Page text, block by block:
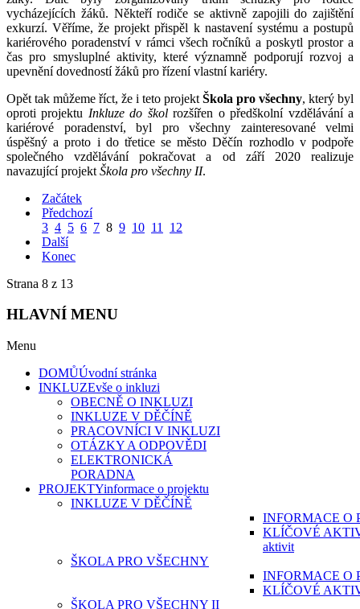
vycházejících žáků. Někteří rodiče se aktivně zapojili do zajištění
exkurzí. Věříme, že projekt přispěl k nastavení systému a postupů
kariérového poradenství v rámci všech ročníků a poskytl prostor a
čas pro smysluplné aktivity, které významně podporují rozvoj a
upevnění dovedností žáků pro řízení vlastní kariéry.
Opět tak můžeme říct, že i teto projekt Škola pro všechny, který byl
oproti projektu Inkluze do školrozšířen o předškolní vzdělávání a
kariérové poradenství, byl pro všechny zainteresované velmi
úspěšný a proto i do třetice se město Děčín rozhodlo v podpoře
společného vzdělávání pokračovat a od září 2020 realizuje
navazující projekt Škola pro všechny II.
Začátek
Předchozí
3 4 5 6 7 8 9 10 11
12
Další
Konec
Strana 8 z 13
HLAVNÍ MENU
Menu
DOMŮÚvodní stránka
INKLUZEvše o inkluzi
OBECNĚ O INKLUZI
INKLUZE V DĚČÍNĚ
PRACOVNÍCI V INKLUZI
OTÁZKY A ODPOVĚDI
ELEKTRONICKÁ
PORADNA
PROJEKTYinformace o projektu
INKLUZE V DĚČÍNĚ
INFORMACE O
KLÍČOVÉ
aktivit
ŠKOLA PRO VŠECHNY
INFORMACE O
KLÍČOVÉ
ŠKOLA PRO VŠECHNY II